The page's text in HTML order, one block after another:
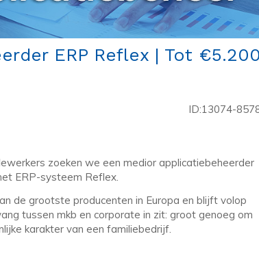
ERP Reflex | Tot €5.200
ID:13074-
zoeken we een medior applicatiebeheerder
ERP-systeem Reflex.
de grootste producenten in Europa en blijft volop
tussen mkb en corporate in zit: groot genoeg om
karakter van een familiebedrijf.